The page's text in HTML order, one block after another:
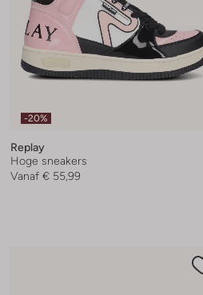
-20%
Replay
Hoge sneakers
Vanaf € 55,99